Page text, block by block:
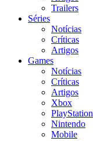
Trailers
Séries
Notícias
Críticas
Artigos
Games
Notícias
Críticas
Artigos
Xbox
PlayStation
Nintendo
Mobile